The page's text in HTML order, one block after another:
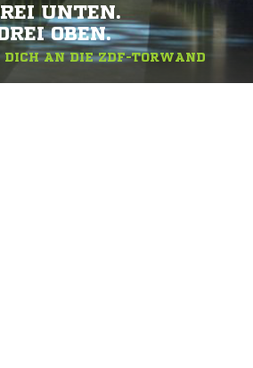
UNTEN.
OBEN.
DICH AN DIE ZDF-TORWAND